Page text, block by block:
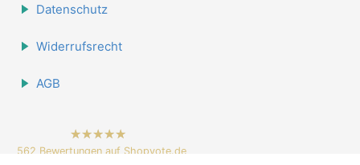
Datenschutz
Widerrufsrecht
AGB
hat4.84
562 Bewertungen auf Shopvote.de